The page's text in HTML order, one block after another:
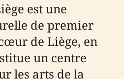
est une
de premier
de Liège, en
un centre
les arts de la